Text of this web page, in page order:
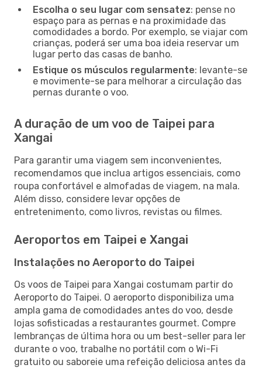
Escolha o seu lugar com sensatez: pense no
espaço para as pernas e na proximidade das
comodidades a bordo. Por exemplo, se viajar com
crianças, poderá ser uma boa ideia reservar um
lugar perto das casas de banho.
Estique os músculos regularmente: levante-se
e movimente-se para melhorar a circulação das
pernas durante o voo.
A duração de um voo de Taipei para
Xangai
Para garantir uma viagem sem inconvenientes,
recomendamos que inclua artigos essenciais, como
roupa confortável e almofadas de viagem, na mala.
Além disso, considere levar opções de
entretenimento, como livros, revistas ou filmes.
Aeroportos em Taipei e Xangai
Instalações no Aeroporto do Taipei
Os voos de Taipei para Xangai costumam partir do
Aeroporto do Taipei. O aeroporto disponibiliza uma
ampla gama de comodidades antes do voo, desde
lojas sofisticadas a restaurantes gourmet. Compre
lembranças de última hora ou um best-seller para ler
durante o voo, trabalhe no portátil com o Wi-Fi
gratuito ou saboreie uma refeição deliciosa antes da